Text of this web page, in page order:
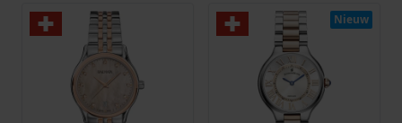
Nieuw